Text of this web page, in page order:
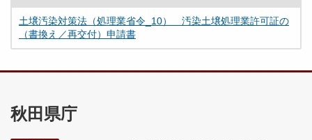
土壌汚染対策法（処理業省令_10） 汚染土壌処理業許可証の
（書換え／再交付）申請書
秋田県庁